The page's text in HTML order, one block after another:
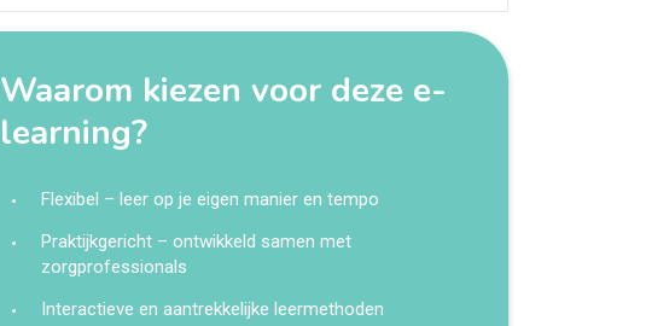
Waarom kiezen voor deze e-
learning?
Flexibel – leer op je eigen manier en tempo
Praktijkgericht – ontwikkeld samen met
zorgprofessionals
Interactieve en aantrekkelijke leermethoden